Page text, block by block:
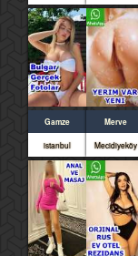
Gamze
istanbul
Merve
Mecidiyeköy